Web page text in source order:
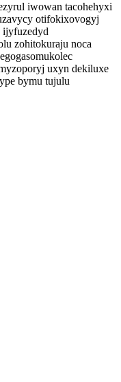
iwowan tacohehyxi
otifokixovogyj
ijyfuzedyd
zohitokuraju noca
uxyn dekiluxe
bymu tujulu